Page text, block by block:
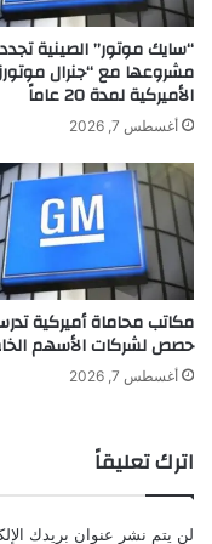
ا
ل
س
و
ي
ض
ي
و
ا
ل
ه
ت
ه
م
ة
ا
ل
ا
ا
ل
“سايك موتور” الصينية تجدد
مشروعها مع “جنرال
الأميركية لمدة 20 عاماً
أغسطس 7, 2026
مكاتب محاماة أميركية
حصص لشركات الأسهم
أغسطس 7, 2026
اترك تعليقاً
لن يتم نشر عنوان بريدك